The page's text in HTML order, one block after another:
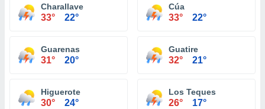
Charallave
33° 22°
Cúa
33° 22°
Guarenas
31° 20°
Guatire
32° 21°
Higuerote
30° 24°
Los Teques
26° 17°